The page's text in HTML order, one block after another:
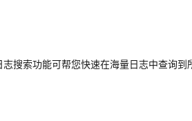
搜索功能可帮您快速在海量日志中查询